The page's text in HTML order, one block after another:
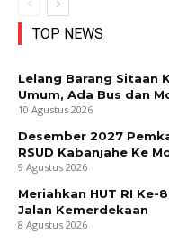
TOP NEWS
Lelang Barang Sitaan
Umum, Ada Bus dan
10 Agustus 2026
Desember 2027
RSUD Kabanjahe Ke
9 Agustus 2026
Meriahkan HUT RI Ke-
Jalan Kemerdekaan
8 Agustus 2026